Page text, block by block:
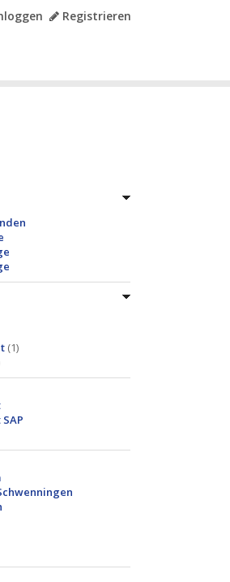
Registrieren
(1)